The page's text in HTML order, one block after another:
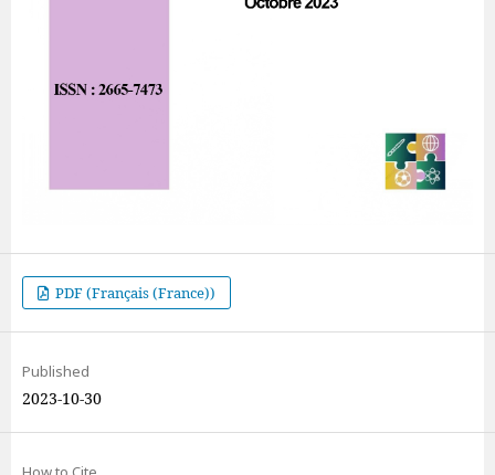
PDF (Français (France))
Published
2023-10-30